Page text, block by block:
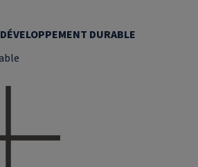
DURABLE